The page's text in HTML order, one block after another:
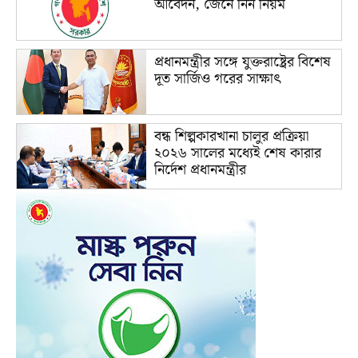
প্রধানমন্ত্রীর সঙ্গে যুক্তরাষ্ট্রের বিশেষ
দূত সার্জিও গরের সাক্ষাৎ
বন্ধ শিল্পকারখানা চালুর প্রক্রিয়া
২০২৬ সালের মধ্যেই শেষ কারার
নির্দেশ প্রধানমন্ত্রীর